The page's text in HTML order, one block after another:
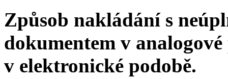
Způsob nakládání s
dokumentem v
v elektronické podobě.